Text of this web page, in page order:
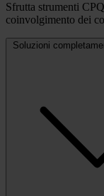
Sfrutta strumenti
coinvolgimento dei
Soluzioni